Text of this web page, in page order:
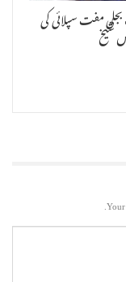
کمیشن ہوتا ہے اس لئے
دھندہ لگانے
کو اور خاص کر مسلم
سے وصولی جاتی ہے
بجلی مفت سپلائی کی
شیخ
Your